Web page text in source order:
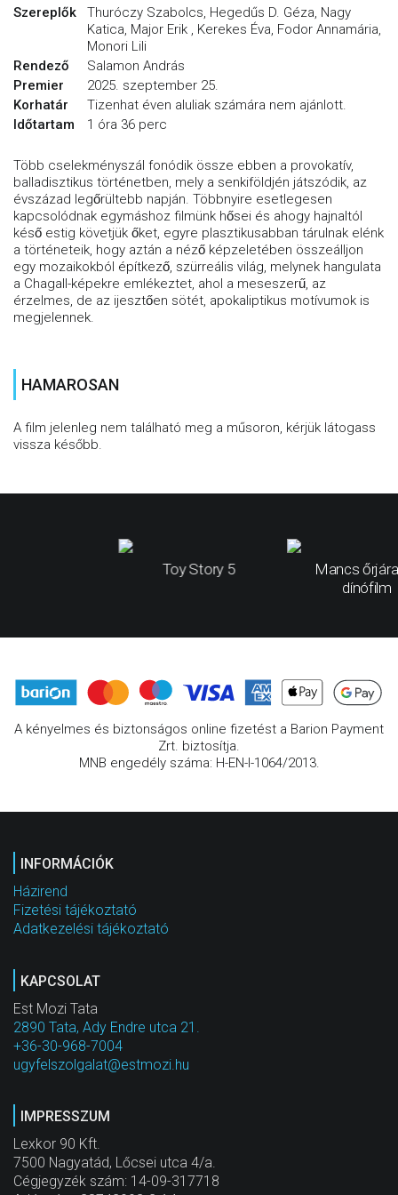
Szereplők
Thuróczy Szabolcs, Hegedűs D. Géza, Nagy
Katica, Major Erik , Kerekes Éva, Fodor Annamária,
Monori Lili
Rendező
Salamon András
Premier
2025. szeptember 25.
Korhatár
Tizenhat éven aluliak számára nem ajánlott.
Időtartam
1 óra 36 perc
Több cselekményszál fonódik össze ebben a provokatív,
balladisztikus történetben, mely a senkiföldjén játszódik, az
évszázad legőrültebb napján. Többnyire esetlegesen
kapcsolódnak egymáshoz filmünk hősei és ahogy hajnaltól
késő estig követjük őket, egyre plasztikusabban tárulnak elénk
a történeteik, hogy aztán a néző képzeletében összeálljon
egy mozaikokból építkező, szürreális világ, melynek hangulata
a Chagall-képekre emlékeztet, ahol a meseszerű, az
érzelmes, de az ijesztően sötét, apokaliptikus motívumok is
megjelennek.
HAMAROSAN
A film jelenleg nem található meg a műsoron, kérjük látogass
vissza később.
Toy Story 5
Mancs
dínófilm
A kényelmes és biztonságos online fizetést a Barion Payment
Zrt. biztosítja.
MNB engedély száma: H-EN-I-1064/2013.
INFORMÁCIÓK
Házirend
Fizetési tájékoztató
Adatkezelési tájékoztató
KAPCSOLAT
Est Mozi Tata
2890 Tata, Ady Endre utca 21.
+36-30-968-7004
ugyfelszolgalat@estmozi.hu
IMPRESSZUM
Lexkor 90 Kft.
7500 Nagyatád, Lőcsei utca 4/a.
Cégjegyzék szám: 14-09-317718